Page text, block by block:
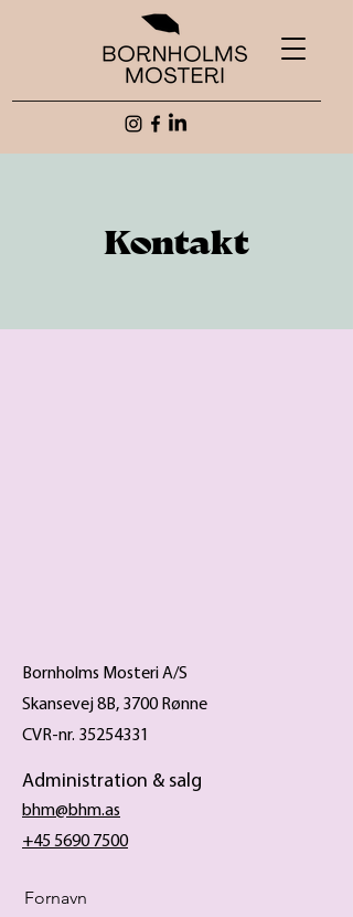
Kontakt
Bornholms Mosteri A/S
Skansevej 8B, 3700 Rønne
CVR-nr. 35254331
Administration & salg
bhm@bhm.as
+45 5690 7500
Fornavn